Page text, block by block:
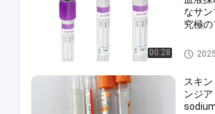
00:28
なサ
究極
エチレ
スキ
ンジ